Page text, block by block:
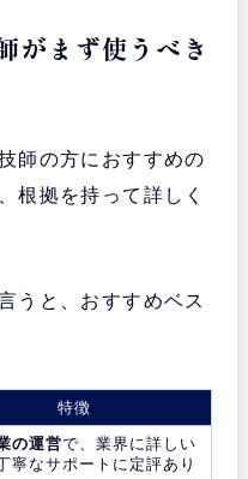
がまず使うべき
師の方におすすめの
根拠を持って詳しく
うと、おすすめベス
特徴
の運営で、業界に詳しい
寧なサポートに定評あり